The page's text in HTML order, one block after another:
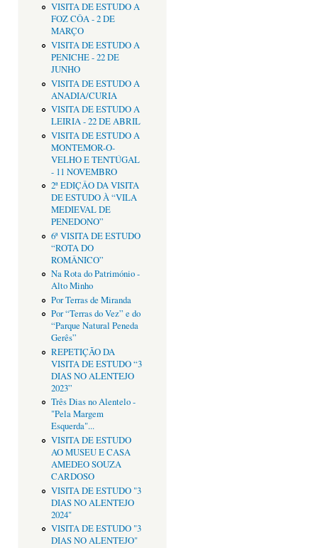
VISITA DE ESTUDO A
FOZ CÔA - 2 DE
MARÇO
VISITA DE ESTUDO A
PENICHE - 22 DE
JUNHO
VISITA DE ESTUDO A
ANADIA/CURIA
VISITA DE ESTUDO A
LEIRIA - 22 DE ABRIL
VISITA DE ESTUDO A
MONTEMOR-O-
VELHO E TENTÚGAL
- 11 NOVEMBRO
2ª EDIÇÂO DA VISITA
DE ESTUDO À “VILA
MEDIEVAL DE
PENEDONO”
6ª VISITA DE ESTUDO
“ROTA DO
ROMÂNICO”
Na Rota do Património -
Alto Minho
Por Terras de Miranda
Por “Terras do Vez” e do
“Parque Natural Peneda
Gerês”
REPETIÇÃO DA
VISITA DE ESTUDO “3
DIAS NO ALENTEJO
2023”
Três Dias no Alentelo -
"Pela Margem
Esquerda"...
VISITA DE ESTUDO
AO MUSEU E CASA
AMEDEO SOUZA
CARDOSO
VISITA DE ESTUDO "3
DIAS NO ALENTEJO
2024"
VISITA DE ESTUDO "3
DIAS NO ALENTEJO"